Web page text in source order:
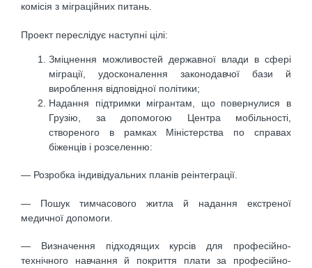
комісія з міграційних питань.
Проект переслідує наступні цілі:
Зміцнення можливостей державної влади в сфері
міграції, удосконалення законодавчої бази й
вироблення відповідної політики;
Надання підтримки мігрантам, що повернулися в
Грузію, за допомогою Центра мобільності,
створеного в рамках Міністерства по справах
біженців і розселенню:
— Розробка індивідуальних планів реінтеграції.
— Пошук тимчасового житла й надання екстреної
медичної допомоги.
— Визначення підходящих курсів для професійно-
технічного навчання й покриття плати за професійно-